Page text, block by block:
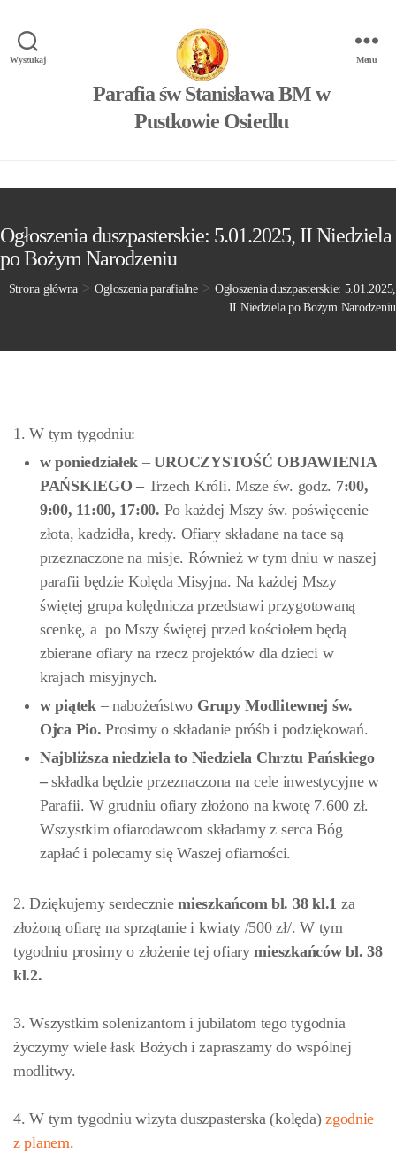
Wyszukaj
Parafia św Stanisława BM w
Pustkowie Osiedlu
Menu
Ogłoszenia duszpasterskie: 5.01.2025, II Niedziela
po Bożym Narodzeniu
Strona główna >Ogłoszenia parafialne> Ogłoszenia duszpasterskie: 5.01.2025,
II Niedziela po Bożym Narodzeniu
1. W tym tygodniu:
w poniedziałek –UROCZYSTOŚĆ OBJAWIENIA
PAŃSKIEGO – Trzech Króli. Msze św. godz. 7:00,
9:00, 11:00, 17:00. Po każdej Mszy św. poświęcenie
złota, kadzidła, kredy. Ofiary składane na tace są
przeznaczone na misje. Również w tym dniu w naszej
parafii będzie Kolęda Misyjna. Na każdej Mszy
świętej grupa kolędnicza przedstawi przygotowaną
scenkę, a po Mszy świętej przed kościołem będą
zbierane ofiary na rzecz projektów dla dzieci w
krajach misyjnych.
w piątek – nabożeństwo Grupy Modlitewnej św.
Ojca Pio.Prosimy o składanie próśb i podziękowań.
Najbliższa niedziela to Niedziela Chrztu Pańskiego
–składka będzie przeznaczona na cele inwestycyjne w
Parafii. W grudniu ofiary złożono na kwotę 7.600 zł.
Wszystkim ofiarodawcom składamy z serca Bóg
zapłać i polecamy się Waszej ofiarności.
2. Dziękujemy serdeczniemieszkańcom bl. 38 kl.1 za
złożoną ofiarę na sprzątanie i kwiaty /500 zł/. W tym
tygodniu prosimy o złożenie tej ofiarymieszkańców bl. 38
kl.2.
3. Wszystkim solenizantom i jubilatom tego tygodnia
życzymy wiele łask Bożych i zapraszamy do wspólnej
modlitwy.
4. W tym tygodniu wizyta duszpasterska (kolęda)zgodnie
z planem.